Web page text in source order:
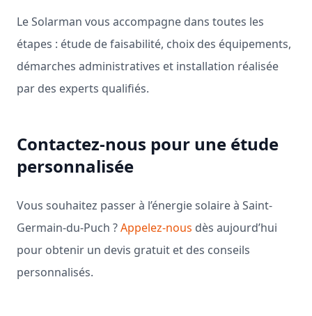
Le Solarman vous accompagne dans toutes les
étapes : étude de faisabilité, choix des équipements,
démarches administratives et installation réalisée
par des experts qualifiés.
Contactez-nous pour une étude
personnalisée
Vous souhaitez passer à l’énergie solaire à Saint-
Germain-du-Puch ?Appelez-nous dès aujourd’hui
pour obtenir un devis gratuit et des conseils
personnalisés.